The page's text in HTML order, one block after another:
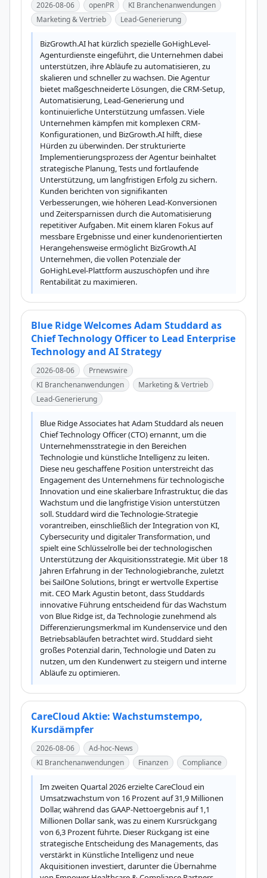
2026-08-06 openPR
KI Branchenanwendungen
Marketing & Vertrieb
Lead-Generierung
BizGrowth.AI hat kürzlich spezielle GoHighLevel-
Agenturdienste eingeführt, die Unternehmen dabei
unterstützen, ihre Abläufe zu automatisieren, zu
skalieren und schneller zu wachsen. Die Agentur
bietet maßgeschneiderte Lösungen, die CRM-Setup,
Automatisierung, Lead-Generierung und
kontinuierliche Unterstützung umfassen. Viele
Unternehmen kämpfen mit komplexen CRM-
Konfigurationen, und BizGrowth.AI hilft, diese
Hürden zu überwinden. Der strukturierte
Implementierungsprozess der Agentur beinhaltet
strategische Planung, Tests und fortlaufende
Unterstützung, um langfristigen Erfolg zu sichern.
Kunden berichten von signifikanten
Verbesserungen, wie höheren Lead-Konversionen
und Zeitersparnissen durch die Automatisierung
repetitiver Aufgaben. Mit einem klaren Fokus auf
messbare Ergebnisse und einer kundenorientierten
Herangehensweise ermöglicht BizGrowth.AI
Unternehmen, die vollen Potenziale der
GoHighLevel-Plattform auszuschöpfen und ihre
Rentabilität zu maximieren.
Blue Ridge Welcomes Adam Studdard as
Chief Technology Officer to Lead Enterprise
Technology and AI Strategy
2026-08-06
Prnewswire
KI Branchenanwendungen
Marketing & Vertrieb
Lead-Generierung
Blue Ridge Associates hat Adam Studdard als neuen
Chief Technology Officer (CTO) ernannt, um die
Unternehmensstrategie in den Bereichen
Technologie und künstliche Intelligenz zu leiten.
Diese neu geschaffene Position unterstreicht das
Engagement des Unternehmens für technologische
Innovation und eine skalierbare Infrastruktur, die das
Wachstum und die langfristige Vision unterstützen
soll. Studdard wird die Technologie-Strategie
vorantreiben, einschließlich der Integration von KI,
Cybersecurity und digitaler Transformation, und
spielt eine Schlüsselrolle bei der technologischen
Unterstützung der Akquisitionsstrategie. Mit über 18
Jahren Erfahrung in der Technologiebranche, zuletzt
bei SailOne Solutions, bringt er wertvolle Expertise
mit. CEO Mark Agustin betont, dass Studdards
innovative Führung entscheidend für das Wachstum
von Blue Ridge ist, da Technologie zunehmend als
Differenzierungsmerkmal im Kundenservice und den
Betriebsabläufen betrachtet wird. Studdard sieht
großes Potenzial darin, Technologie und Daten zu
nutzen, um den Kundenwert zu steigern und interne
Abläufe zu optimieren.
CareCloud Aktie: Wachstumstempo,
Kursdämpfer
2026-08-06
Ad-hoc-News
KI Branchenanwendungen
Finanzen Compliance
Im zweiten Quartal 2026 erzielte CareCloud ein
Umsatzwachstum von 16 Prozent auf 31,9 Millionen
Dollar, während das GAAP-Nettoergebnis auf 1,1
Millionen Dollar sank, was zu einem Kursrückgang
von 6,3 Prozent führte. Dieser Rückgang ist eine
strategische Entscheidung des Managements, das
verstärkt in Künstliche Intelligenz und neue
Akquisitionen investiert, darunter die Übernahme